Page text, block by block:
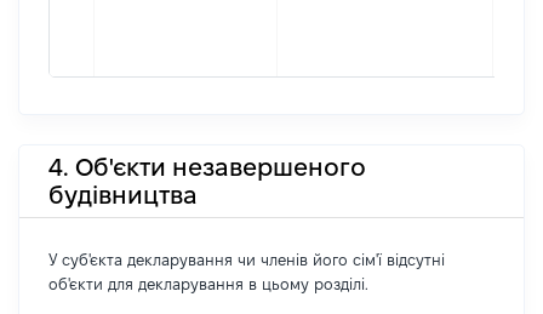
4. Об'єкти незавершеного
будівництва
У суб'єкта декларування чи членів його сім'ї відсутні
об'єкти для декларування в цьому розділі.